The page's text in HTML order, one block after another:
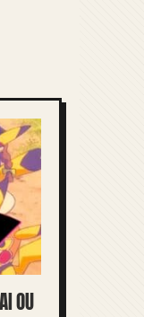
OU